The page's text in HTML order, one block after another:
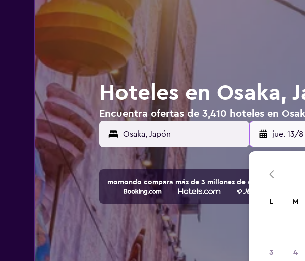
Hoteles en Osaka,
Encuentra ofertas de 3,410 hoteles en
jue. 13/8
momondo compara más de 3 millones de opciones de
L M
3 4